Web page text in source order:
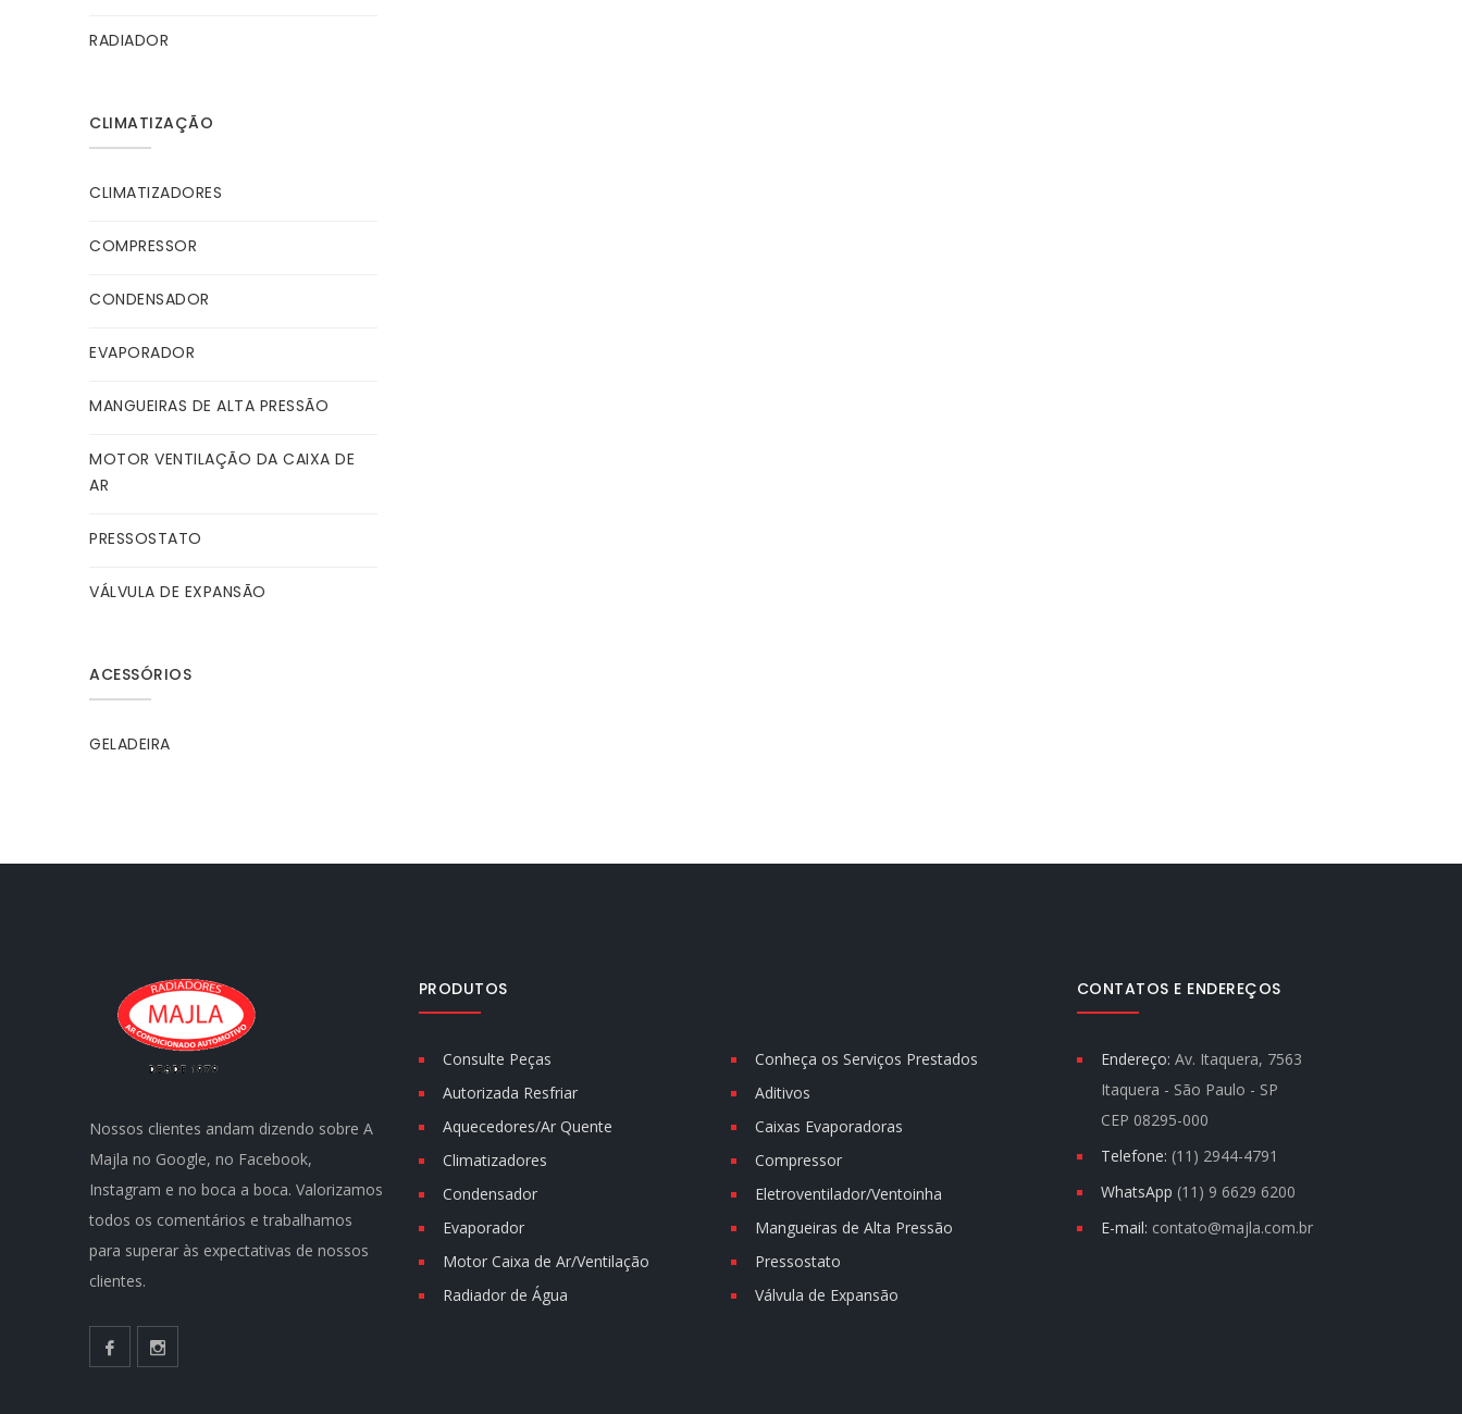
RADIADOR
CLIMATIZAÇÃO
CLIMATIZADORES
COMPRESSOR
CONDENSADOR
EVAPORADOR
MANGUEIRAS DE ALTA PRESSÃO
MOTOR VENTILAÇÃO DA CAIXA DE
AR
PRESSOSTATO
VÁLVULA DE EXPANSÃO
ACESSÓRIOS
GELADEIRA
Nossos clientes andam dizendo sobre A
Majla no Google, no Facebook,
Instagram e no boca a boca. Valorizamos
todos os comentários e trabalhamos
para superar às expectativas de nossos
clientes.
PRODUTOS
Consulte Peças
Conheça os Serviços Prestados
Autorizada Resfriar
Aditivos
Aquecedores/Ar Quente
Caixas Evaporadoras
Climatizadores
Compressor
Condensador
Eletroventilador/Ventoinha
Evaporador
Mangueiras de Alta Pressão
Motor Caixa de Ar/Ventilação
Pressostato
Radiador de Água
Válvula de Expansão
CONTATOS E ENDEREÇOS
Endereço: Av. Itaquera, 7563
Itaquera - São Paulo - SP
CEP 08295-000
Telefone: (11) 2944-4791
WhatsApp (11) 9 6629 6200
E-mail: contato@majla.com.br